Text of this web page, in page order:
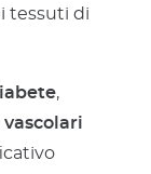
tessuti di
,